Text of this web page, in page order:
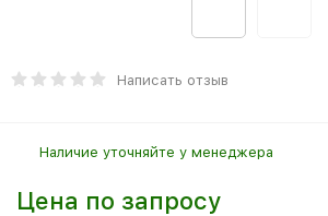
Написать отзыв
Наличие уточняйте у менеджера
Цена по запросу